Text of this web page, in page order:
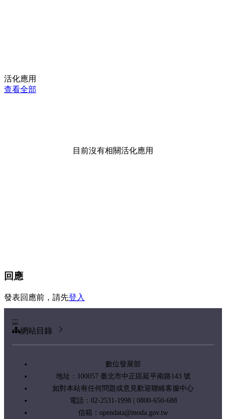
活化應用
查看全部
目前沒有相關活化應用
回應
發表回應前，請先登入
:::
網站目錄
數位發展部
地址：100057 臺北市中正區延平南路143 號
如對本站有任何問題或意見歡迎聯絡客服中心
電話：02-2531-1998 | 0800-650-688
信箱： opendata@moda.gov.tw